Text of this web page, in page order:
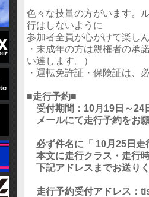
色々な技量の方がいます。
行はしないように
参加者全員が心がけて楽し
・未成年の方は親権者の承
い達します。）
・運転免許証・保険証は、
■走行予約■
受付期間：10月19日～24
メールにて走行予約をお
必ず件名に「 10月25日走
本文に走行クラス・走行
下記アドレスまでお送り
走行予約受付アドレス：